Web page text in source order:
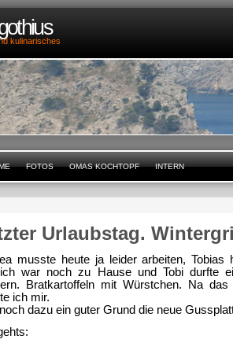
kulinarisches
FOTOS OMAS KOCHTOPF INTERN
Urlaubstag.
musste heute ja leider arbeiten, Tobias
war noch zu Hause und Tobi durfte
Bratkartoffeln mit Würstchen. Na
ich mir.
dazu ein guter Grund die neue